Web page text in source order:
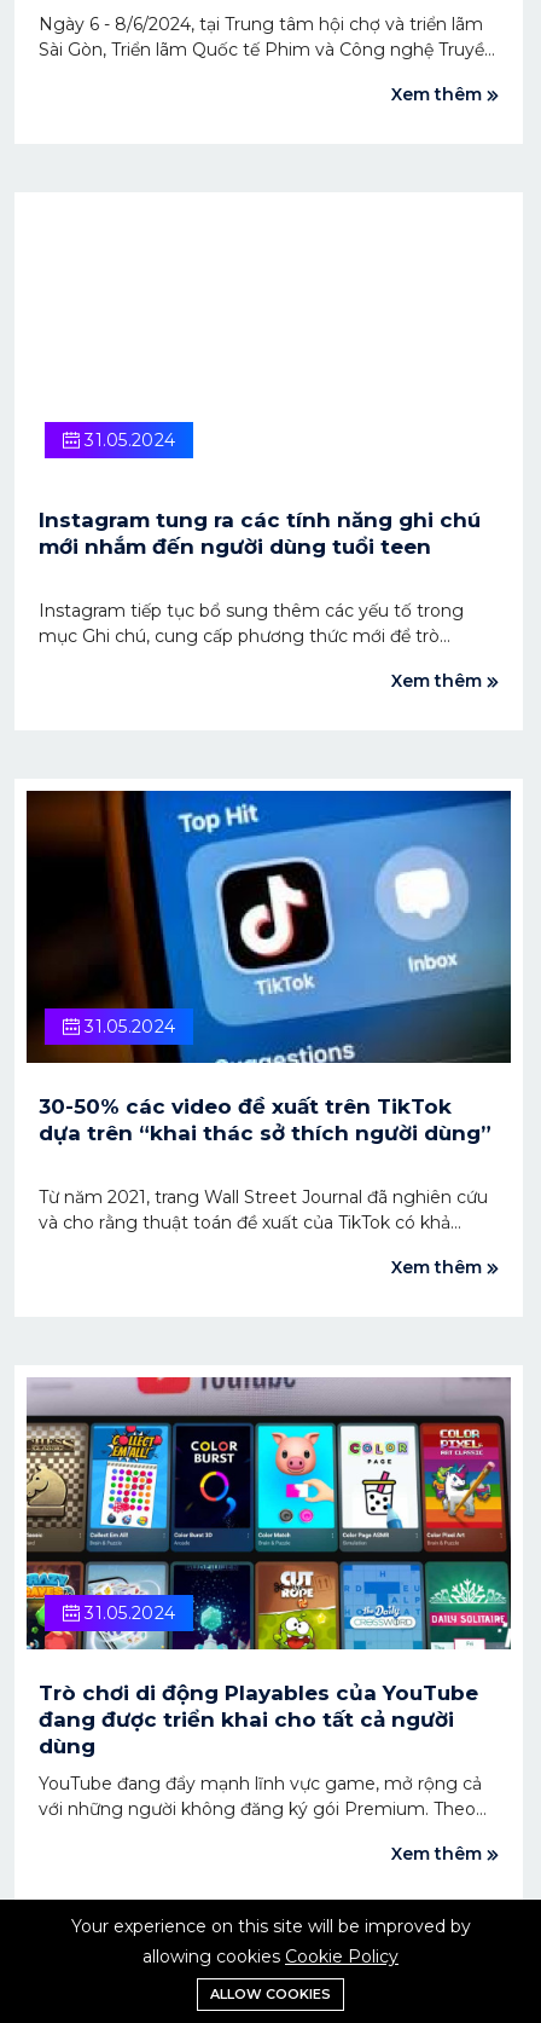
Ngày 6 - 8/6/2024, tại Trung tâm hội chợ và triển lãm
Sài Gòn, Triển lãm Quốc tế Phim và Công nghệ Truyền
ra cùng với nhiều hoạt động kết nối sôi nổi.Xem thêm
31.05.2024
Instagram tung ra các tính năng ghi chú
mới nhắm đến người dùng tuổi teen
Instagram tiếp tục bổ sung thêm các yếu tố trong
mục Ghi chú, cung cấp phương thức mới để trò
Xem thêm
31.05.2024
30-50% các video đề xuất trên TikTok
dựa trên “khai thác sở thích người dùng”
Từ năm 2021, trang Wall Street Journal đã nghiên cứu
và cho rằng thuật toán đề xuất của TikTok có khả
vòng chưa đầy hai giờ và họ sẽ “đắm chìm” vào những
Xem thêm
31.05.2024
Trò chơi di động Playables của YouTube
đang được triển khai cho tất cả người
dùng
YouTube đang đẩy mạnh lĩnh vực game, mở rộng cả
với những người không đăng ký gói Premium. Theo
Xem thêm
Your experience on this site will be improved by
allowing cookies Cookie Policy
ALLOW COOKIES